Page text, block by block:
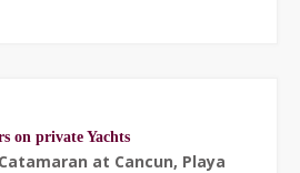
on private Yachts
at Cancun, Playa